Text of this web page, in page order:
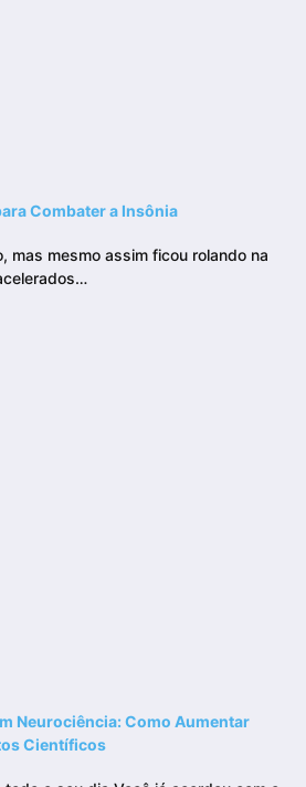
Combater a Insônia
mas mesmo assim ficou rolando na
Neurociência: Como Aumentar
Científicos